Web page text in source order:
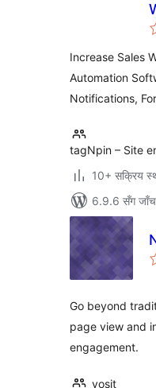
Increase Sales
Automation
Notifications,
tagNpin – Site
10+ सक्रिय
6.9.6 सँग जाँच
Go beyond
page view and
engagement.
yosit